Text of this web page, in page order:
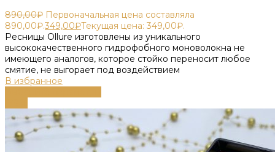
890,00₽ Первоначальная цена составляла
890,00₽.349,00₽Текущая цена: 349,00₽.
Ресницы Ollure изготовлены из уникального
высококачественного гидрофобного моноволокна не
имеющего аналогов, которое стойко переносит любое
смятие, не выгорает под воздействием
В избранное